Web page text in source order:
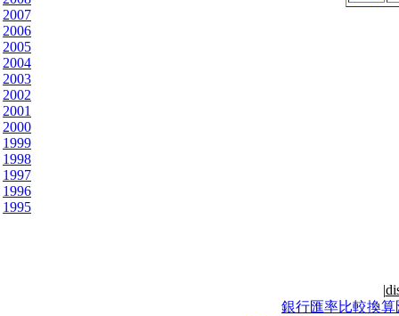
2007
2006
2005
2004
2003
2002
2001
2000
1999
1998
1997
1996
1995
|
銀行匯率比較換算